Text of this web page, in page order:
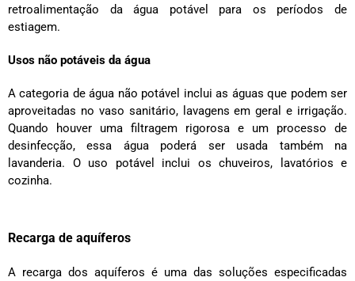
retroalimentação da água potável para os períodos de
estiagem.
Usos não potáveis da água
A categoria de água não potável inclui as águas que podem ser
aproveitadas no vaso sanitário, lavagens em geral e irrigação.
Quando houver uma filtragem rigorosa e um processo de
desinfecção, essa água poderá ser usada também na
lavanderia. O uso potável inclui os chuveiros, lavatórios e
cozinha.
Recarga de aquíferos
A recarga dos aquíferos é uma das soluções especificadas